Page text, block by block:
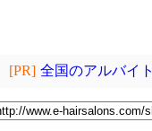
[PR] 全国のアルバイ